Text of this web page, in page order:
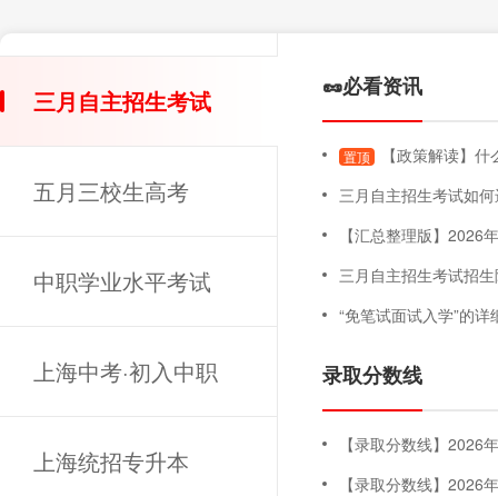
三月自主招生考试
五月三校生高考
中职学业水平考试
上海中考·初入中职
上海统招专升本
🥜必看资讯
置顶
【政策解读】什
三月自主招生考试如
【汇总整理版】2026年上海三月自主招
三月自主招生考试招
“免笔试面试入学”的详
录取分数线
【录取分数线】2026年专科
【录取分数线】2026